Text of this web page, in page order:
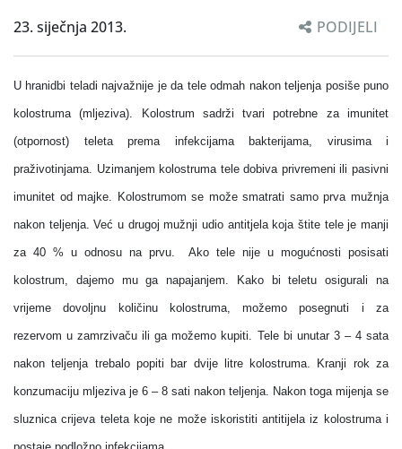
23. siječnja 2013. PODIJELI
U hranidbi teladi najvažnije je da tele odmah nakon teljenja posiše puno
kolostruma (mljeziva). Kolostrum sadrži tvari potrebne za imunitet
(otpornost) teleta prema infekcijama bakterijama, virusima i
praživotinjama. Uzimanjem kolostruma tele dobiva privremeni ili pasivni
imunitet od majke. Kolostrumom se može smatrati samo prva mužnja
nakon teljenja. Već u drugoj mužnji udio antitjela koja štite tele je manji
za 40 % u odnosu na prvu. Ako tele nije u mogućnosti posisati
kolostrum, dajemo mu ga napajanjem. Kako bi teletu osigurali na
vrijeme dovoljnu količinu kolostruma, možemo posegnuti i za
rezervom u zamrzivaču ili ga možemo kupiti. Tele bi unutar 3 – 4 sata
nakon teljenja trebalo popiti bar dvije litre kolostruma. Kranji rok za
konzumaciju mljeziva je 6 – 8 sati nakon teljenja. Nakon toga mijenja se
sluznica crijeva teleta koje ne može iskoristiti antitijela iz kolostruma i